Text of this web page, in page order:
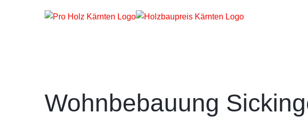
Wohnbebauung